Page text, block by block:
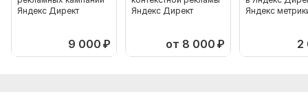
Создание и настройка
Яндекс Директ
9 000 ₽
Яндекс Директ
от 8 000 ₽
Яндекс
2